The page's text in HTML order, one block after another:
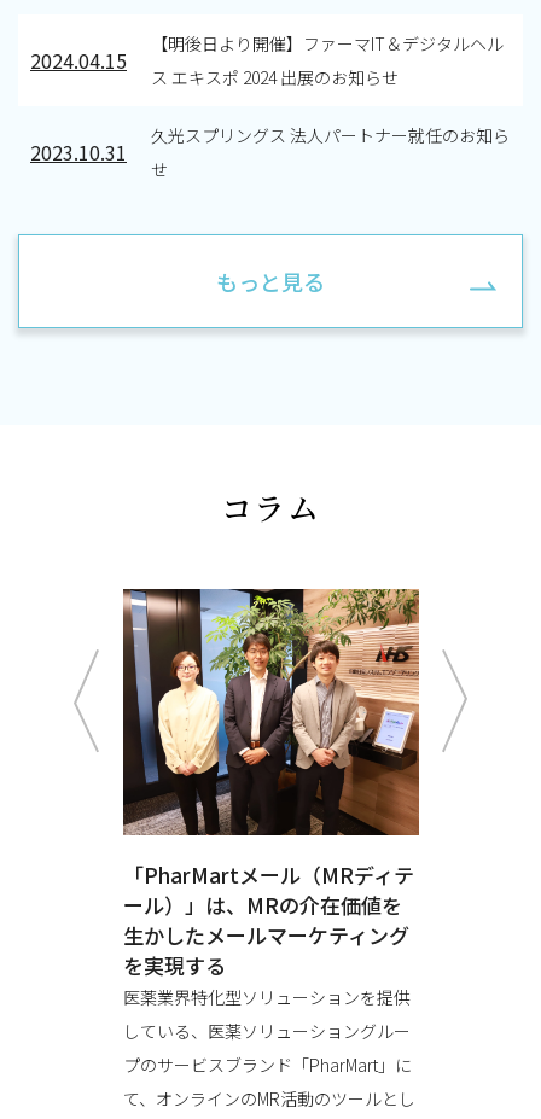
2024.04.15
【明後日より開催】ファーマIT＆デジタルヘル
ス エキスポ 2024 出展のお知らせ
2023.10.31
久光スプリングス 法人パートナー就任のお知ら
せ
もっと見る
コラム
「PharMartメール（MRディテ
ール）」は、MRの介在価値を
生かしたメールマーケティング
を実現する
医薬業界特化型ソリューションを提供
している、医薬ソリューショングルー
プのサービスブランド「PharMart」に
て、オンラインのMR活動のツールとし